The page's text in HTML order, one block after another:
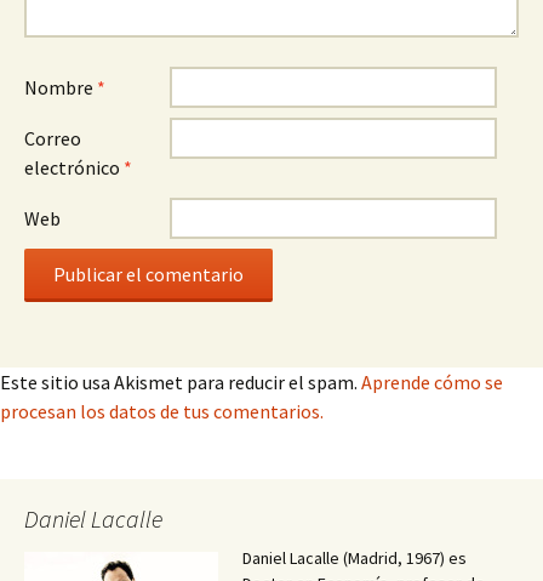
Nombre *
Correo
electrónico *
Web
Este sitio usa Akismet para reducir el spam. Aprende cómo se
procesan los datos de tus comentarios.
Daniel Lacalle
Daniel Lacalle (Madrid, 1967) es